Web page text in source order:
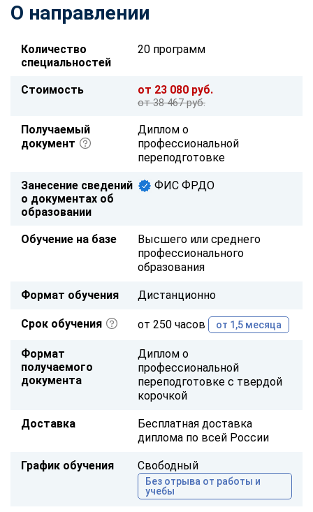
О направлении
Количество
специальностей
20 программ
Стоимость от 23 080 руб.
от 38 467 руб.
Получаемый
документ
Диплом о
профессиональной
переподготовке
Занесение сведений
о документах об
образовании
ФИС ФРДО
Обучение на базе
Высшего или среднего
профессионального
образования
Формат обучения Дистанционно
Срок обучения от 250 часов от 1,5 месяца
Формат
получаемого
документа
Диплом о
профессиональной
переподготовке с твердой
корочкой
Доставка
Бесплатная доставка
диплома по всей России
График обучения Свободный
Без отрыва от работы и
учебы